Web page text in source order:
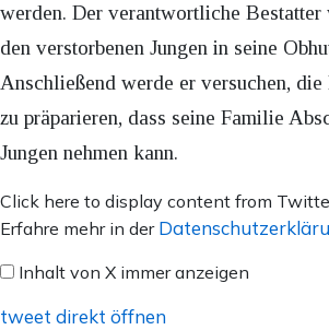
werden. Der verantwortliche Bestatter
den verstorbenen Jungen in seine
Anschließend werde er versuchen,
zu präparieren, dass seine Familie
Jungen nehmen kann.
Inhalt
von
anzeigen
Click here to display content from
Erfahre mehr in der
Inhalt von X immer anzeigen
tweet direkt öffnen